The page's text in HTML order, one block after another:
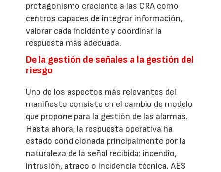
protagonismo creciente a las CRA como
centros capaces de integrar información,
valorar cada incidente y coordinar la
respuesta más adecuada.
De la gestión de señales a la gestión del
riesgo
Uno de los aspectos más relevantes del
manifiesto consiste en el cambio de modelo
que propone para la gestión de las alarmas.
Hasta ahora, la respuesta operativa ha
estado condicionada principalmente por la
naturaleza de la señal recibida: incendio,
intrusión, atraco o incidencia técnica. AES